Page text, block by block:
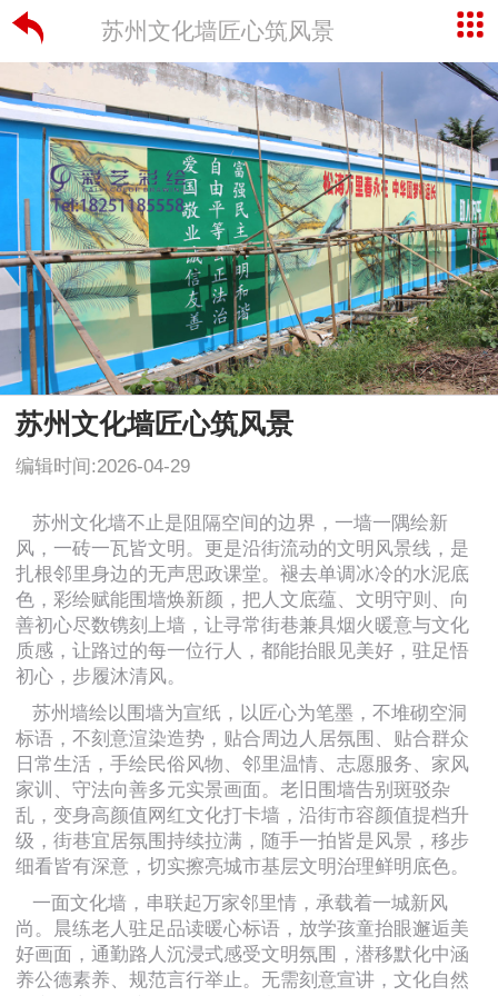
苏州文化墙匠心筑风景
苏州文化墙匠心筑风景
编辑时间:2026-04-29
苏州文化墙不止是阻隔空间的边界，一墙一隅绘新
风，一砖一瓦皆文明。更是沿街流动的文明风景线，是
扎根邻里身边的无声思政课堂。褪去单调冰冷的水泥底
色，彩绘赋能围墙焕新颜，把人文底蕴、文明守则、向
善初心尽数镌刻上墙，让寻常街巷兼具烟火暖意与文化
质感，让路过的每一位行人，都能抬眼见美好，驻足悟
初心，步履沐清风。
苏州墙绘以围墙为宣纸，以匠心为笔墨，不堆砌空洞
标语，不刻意渲染造势，贴合周边人居氛围、贴合群众
日常生活，手绘民俗风物、邻里温情、志愿服务、家风
家训、守法向善多元实景画面。老旧围墙告别斑驳杂
乱，变身高颜值网红文化打卡墙，沿街市容颜值提档升
级，街巷宜居氛围持续拉满，随手一拍皆是风景，移步
细看皆有深意，切实擦亮城市基层文明治理鲜明底色。
一面文化墙，串联起万家邻里情，承载着一城新风
尚。晨练老人驻足品读暖心标语，放学孩童抬眼邂逅美
好画面，通勤路人沉浸式感受文明氛围，潜移默化中涵
养公德素养、规范言行举止。无需刻意宣讲，文化自然